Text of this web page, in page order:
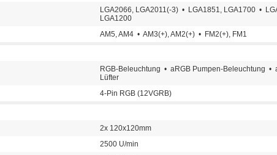
LGA2066, LGA2011(-3) • LGA1851, LGA1700 •
LGA1200
AM5, AM4 • AM3(+), AM2(+) • FM2(+), FM1
RGB-Beleuchtung • aRGB Pumpen-Beleuchtung •
Lüfter
4-Pin RGB (12VGRB)
2x 120x120mm
2500 U/min